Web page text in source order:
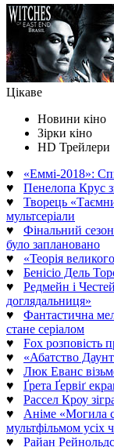
Цікаве
Новини кіно
Зірки кіно
HD Трейлери
♥ «Еммі-2018»:
♥ Пенелопа Крус
♥ Творець
мультсеріали
♥ Фінальний
було заплановано
♥ «Теорія
♥ Бенісіо Дель
♥ Редмейн і
доглядальниця»
♥ Фантастична
стане серіалом
♥ Fox розповість
♥ «Абатство
♥ Люк Еванс
♥ Ґрета Ґервіґ
♥ Рассел Кроу
♥ Аніме «Могила
мультфільмом усіх
♥ Райан Рейнольдс